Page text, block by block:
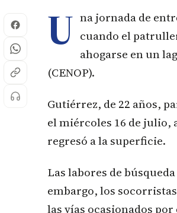
U na jornada de
cuando el
ahogarse en un
(CENOP).
Gutiérrez, de 22 años,
el miércoles 16 de julio,
regresó a la superficie.
Las labores de
embargo, los
las vías ocasionados